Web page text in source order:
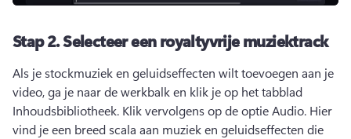
Stap 2.Selecteer een royaltyvrije muziektrack
Als je stockmuziek en geluidseffecten wilt toevoegen aan je
video, ga je naar de werkbalk en klik je op het tabblad
Inhoudsbibliotheek. Klik vervolgens op de optie Audio. Hier
vind je een breed scala aan muziek en geluidseffecten die